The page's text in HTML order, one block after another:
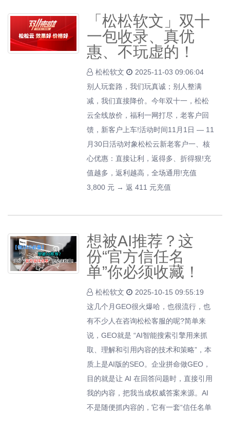
「松松软文」双十
一包收录、真优
惠、不玩虚的！
松松软文
2025-11-03 09:06:04
别人玩套路，我们玩真诚；别人整满
减，我们直接降价。今年双十一，松松
云全线放价，福利一网打尽，老客户回
馈，新客户上车!活动时间11月1日 — 11
月30日活动对象松松云新老客户一、核
心优惠：直接让利，返得多、折得狠!充
值越多，返利越高，全场通用!充值
3,800 元 → 返 411 元充值
想被AI推荐？这
份“官方信任名
单”你必须收藏！
松松软文
2025-10-15 09:55:19
这几个月GEO很火爆哈，也很流行，也
有不少人在咨询松松客服的呢?简单来
说，GEO就是 “AI智能搜索引擎用来抓
取、理解和引用内容的技术和策略”，本
质上是AI版的SEO。企业拼命做GEO，
目的就是让 AI 在回答问题时，直接引用
我的内容，把我当成权威答案来源。AI
不是随便抓内容的，它有一套“信任名单